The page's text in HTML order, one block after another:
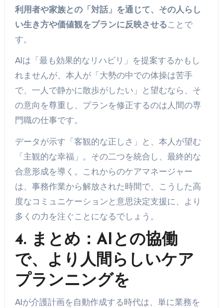
利用者や家族との「対話」を通じて、その人らし
い生き方や価値観をプランに反映させることで
す。
AIは「最も効果的なリハビリ」を提案するかもし
れませんが、本人が「大勢の中での体操は苦手
で、一人で静かに散歩がしたい」と望むなら、そ
の意向を尊重し、プランを修正するのは人間の専
門職の仕事です。
データが示す「客観的な正しさ」と、本人が望む
「主観的な幸福」。その二つを統合し、最終的な
合意形成を導く。これからのケアマネージャー
は、事務作業から解放された時間で、こうした高
度なコミュニケーションと意思決定支援に、より
多くの力を注ぐことになるでしょう。
4. まとめ：AIとの協働
で、より人間らしいケア
プランニングを
AIが介護計画を自動作成する時代は、単に業務を